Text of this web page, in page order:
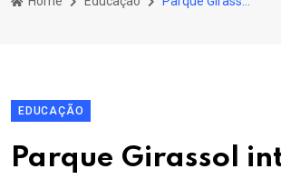
EDUCAÇÃO
Parque Girassol